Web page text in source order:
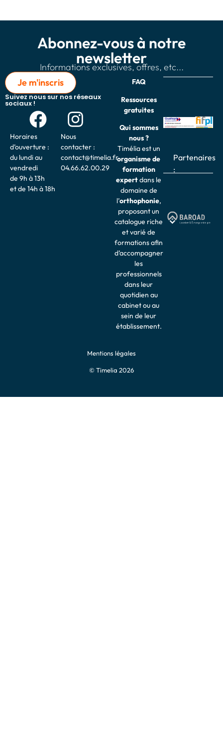
Abonnez-vous à notre
newsletter
Informations exclusives, offres, etc...
Je m'inscris
Suivez nous sur nos réseaux
sociaux !
Horaires
d’ouverture :
du lundi au
vendredi
de 9h à 13h
et de 14h à 18h
Nous
contacter :
contact@timelia.fr
04.66.62.00.29
FAQ
Ressources
gratuites
Qui sommes
nous ?
Timélia est un
organisme de
formation
expertdans le
domaine de
l’orthophonie,
proposant un
catalogue riche
et varié de
formations afin
d’accompagner
les
professionnels
dans leur
quotidien au
cabinet ou au
sein de leur
établissement.
Partenaires
:
Mentions légales
© Timelia 2026